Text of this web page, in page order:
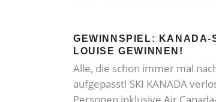
GEWINNSPIEL:
LOUISE GEWINNEN!
Alle, die schon immer mal
aufgepasst! SKI KANADA